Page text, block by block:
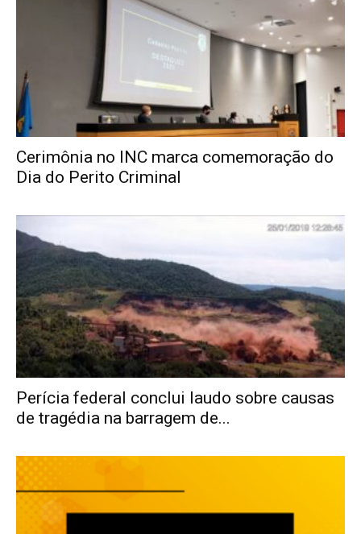
Cerimônia no INC marca comemoração do
Dia do Perito Criminal
Perícia federal conclui laudo sobre causas
de tragédia na barragem de...